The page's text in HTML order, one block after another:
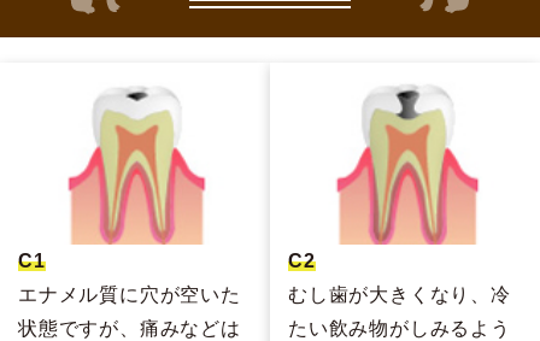
C1
エナメル質に穴が空いた
状態ですが、痛みなどは
C2
むし歯が大きくなり、冷
たい飲み物がしみるよう